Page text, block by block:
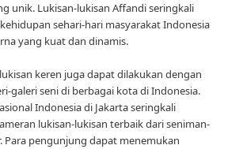
unik. Lukisan-lukisan Affandi seringkali
sehari-hari masyarakat Indonesia
yang kuat dan dinamis.
keren juga dapat dilakukan dengan
galeri seni di berbagai kota di Indonesia.
Indonesia di Jakarta seringkali
lukisan-lukisan terbaik dari seniman-
Para pengunjung dapat menemukan